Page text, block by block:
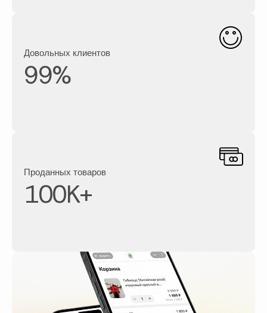
Довольных клиентов
99%
Проданных товаров
100K+